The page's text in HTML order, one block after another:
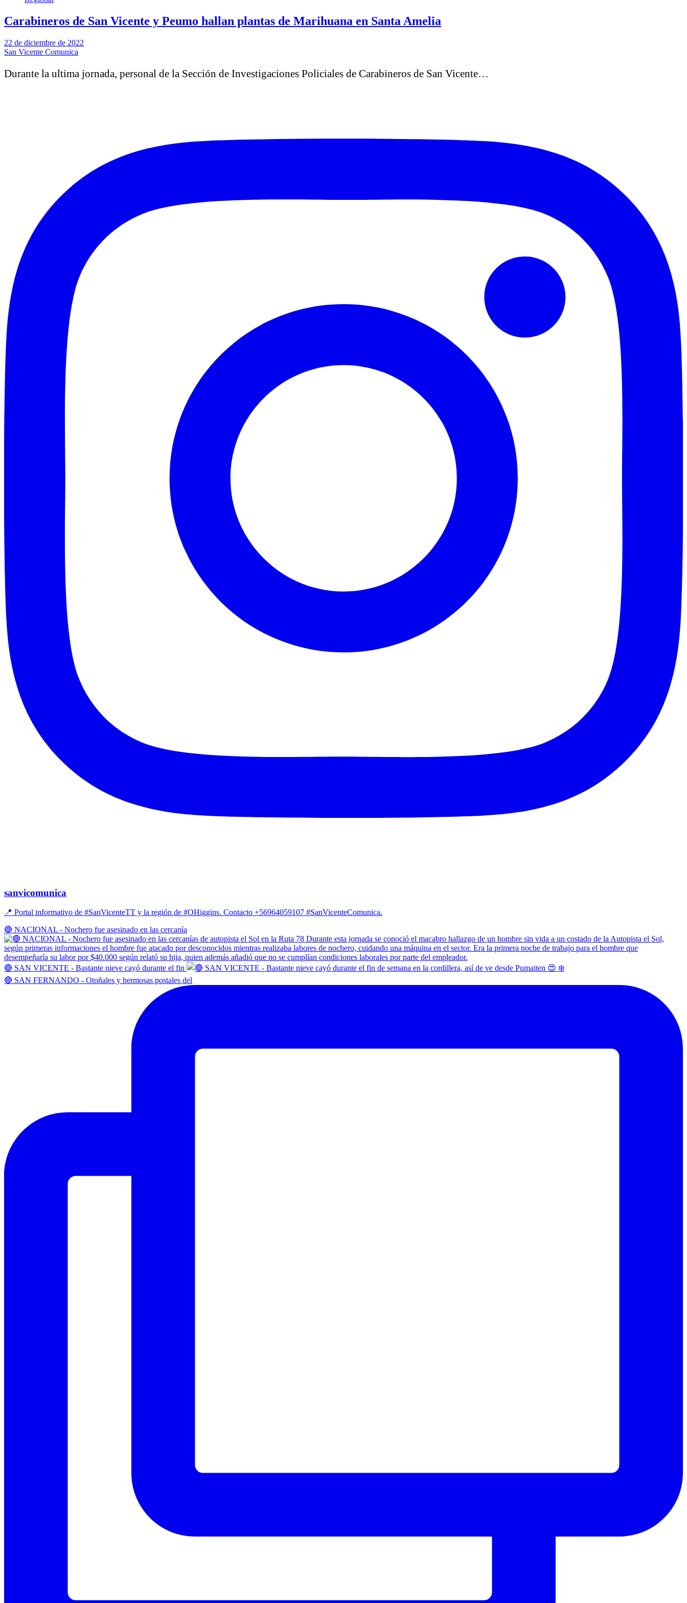
Carabineros de San Vicente y Peumo hallan plantas de Marihuana en Santa Amelia
22 de diciembre de 2022
San Vicente Comunica
Durante la ultima jornada, personal de la Sección de Investigaciones Policiales de Carabineros de San Vicente…
sanvicomunica
📍 Portal informativo de #SanVicenteTT y la región de #OHiggins. Contacto +56964059107 #SanVicenteComunica.
🔴 NACIONAL - Nochero fue asesinado en las cercanía
🔴 SAN VICENTE - Bastante nieve cayó durante el fin
🔴 SAN FERNANDO - Otoñales y hermosas postales del